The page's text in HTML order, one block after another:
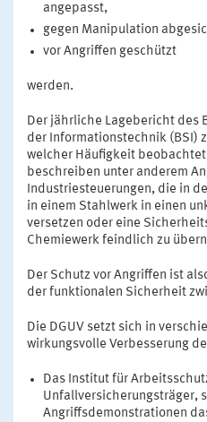
angepasst,
gegen Manipulation
vor Angriffen geschützt
werden.
Der jährliche Lagebericht des
der Informationstechnik (BSI)
welcher Häufigkeit
beschreiben unter anderem
Industriesteuerungen, die in
in einem Stahlwerk in einen
versetzen oder eine
Chemiewerk feindlich zu
Der Schutz vor Angriffen ist
der funktionalen Sicherheit
Die DGUV setzt sich in
wirkungsvolle Verbesserung
Das Institut für
Unfallversicherungsträger,
Angriffsdemonstrationen